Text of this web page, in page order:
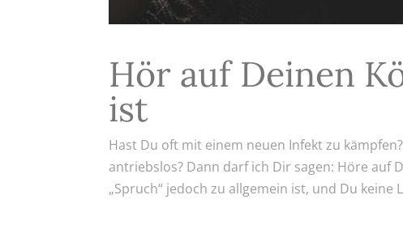
Hör auf Deinen
ist
Hast Du oft mit einem neuen Infekt zu
antriebslos? Dann darf ich Dir sagen: Höre auf
„Spruch“ jedoch zu allgemein ist, und Du keine